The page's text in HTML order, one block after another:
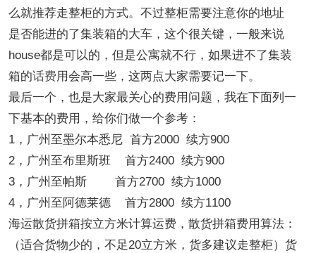
么就推荐走整柜的方式。不过整柜需要注意你的地址
是否能进的了集装箱的大车，这个很关键，一般来说
house都是可以的，但是公寓就不行，如果进不了集装
箱的话费用会高一些，这两点大家需要记一下。
最后一个，也是大家最关心的费用问题，我在下面列一
下基本的费用，给你们做一个参考：
1，广州至墨尔本悉尼 首方2000 续方900
2，广州至布里斯班 首方2400 续方900
3，广州至帕斯 首方2700 续方1000
4，广州至阿德莱德 首方2800 续方1100
海运散货拼箱按立方米计算运费，散货拼箱费用算法：
（适合货物少的，不足20立方米，货多建议走整柜）货